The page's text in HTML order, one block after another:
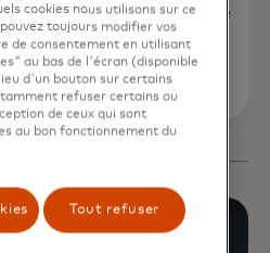
des études de marché
des
optimisez les
cookies nous utilisons sur ce
toujours modifier vos
de consentement en utilisant
au bas de l'écran (disponible
d'un bouton sur certains
refuser certains ou
de ceux qui sont
au bon fonctionnement du
Tout refuser